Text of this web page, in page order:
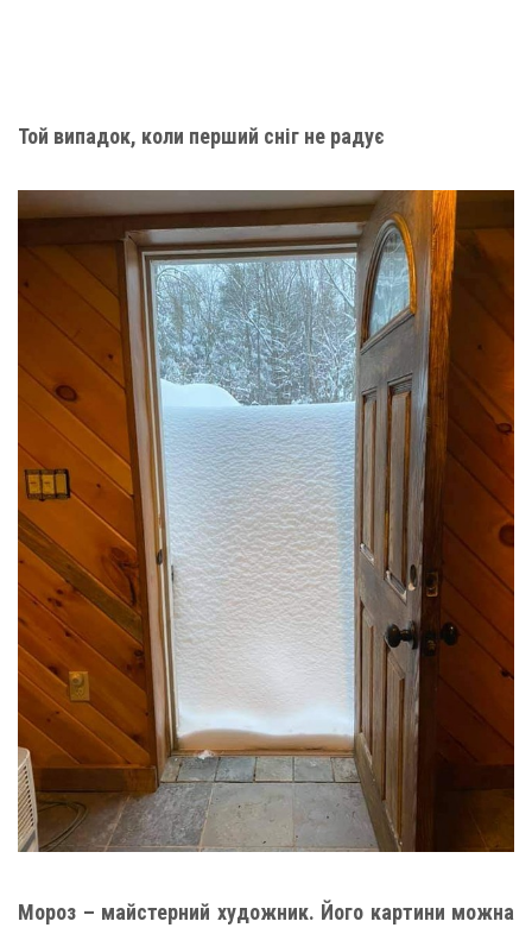
Той випадок, коли перший сніг не радує
Мороз – майстерний художник. Його картини можна